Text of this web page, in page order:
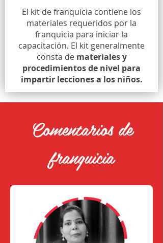
El kit de franquicia contiene los
materiales requeridos por la
franquicia para iniciar la
capacitación. El kit generalmente
consta de materiales y
procedimientos de nivel para
impartir lecciones a los niños.
Comentarios de
franquicia